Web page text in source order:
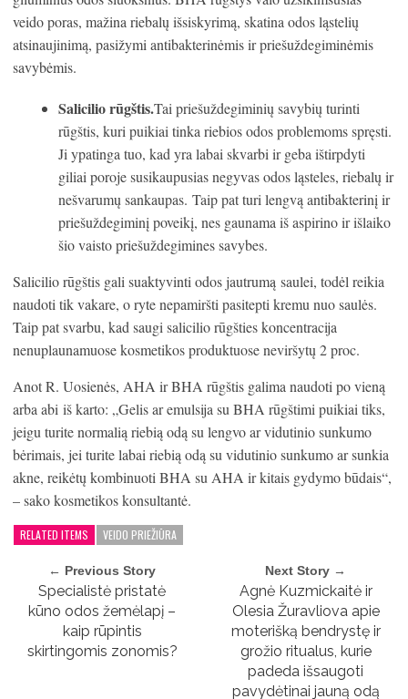
veido poras, mažina riebalų išsiskyrimą, skatina odos ląstelių
atsinaujinimą, pasižymi antibakterinėmis ir priešuždegiminėmis
savybėmis.
Salicilio rūgštis.Tai priešuždegiminių savybių turinti
rūgštis, kuri puikiai tinka riebios odos problemoms spręsti.
Ji ypatinga tuo, kad yra labai skvarbi ir geba ištirpdyti
giliai poroje susikaupusias negyvas odos ląsteles, riebalų ir
nešvarumų sankaupas. Taip pat turi lengvą antibakterinį ir
priešuždegiminį poveikį, nes gaunama iš aspirino ir išlaiko
šio vaisto priešuždegimines savybes.
Salicilio rūgštis gali suaktyvinti odos jautrumą saulei, todėl reikia
naudoti tik vakare, o ryte nepamiršti pasitepti kremu nuo saulės.
Taip pat svarbu, kad saugi salicilio rūgšties koncentracija
nenuplaunamuose kosmetikos produktuose neviršytų 2 proc.
Anot R. Uosienės, AHA ir BHA rūgštis galima naudoti po vieną
arba abi iš karto: „Gelis ar emulsija su BHA rūgštimi puikiai tiks,
jeigu turite normalią riebią odą su lengvo ar vidutinio sunkumo
bėrimais, jei turite labai riebią odą su vidutinio sunkumo ar sunkia
akne, reikėtų kombinuoti BHA su AHA ir kitais gydymo būdais“,
– sako kosmetikos konsultantė.
RELATED ITEMS VEIDO PRIEŽIŪRA
← Previous Story
Specialistė pristatė
kūno odos žemėlapį –
kaip rūpintis
skirtingomis zonomis?
Next Story →
Agnė Kuzmickaitė ir
Olesia Žuravliova apie
moterišką bendrystę ir
grožio ritualus, kurie
padeda išsaugoti
pavydėtinai jauną odą